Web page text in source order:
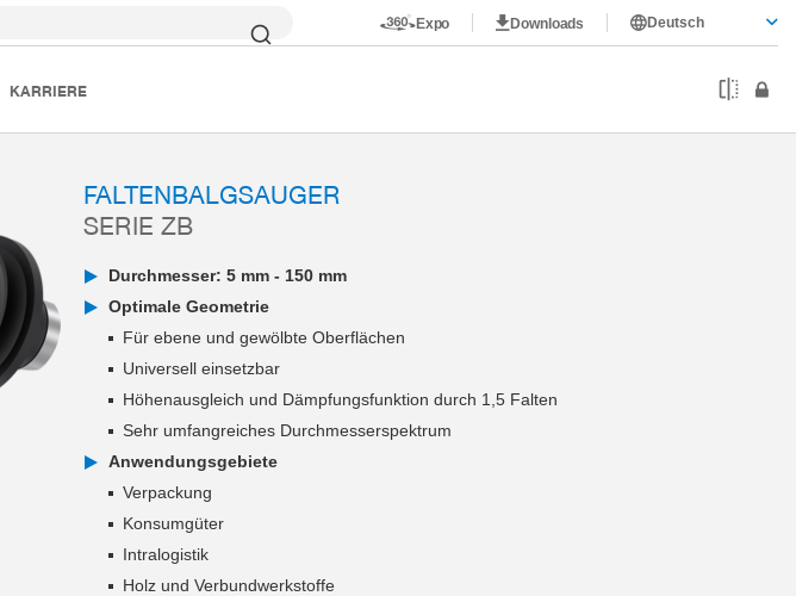
Expo Downloads Deutsch
KARRIERE
ZB75B-S-18F-M
FALTENBALGSAUGER
SERIE ZB
Durchmesser: 5 mm - 150 mm
Optimale Geometrie
Für ebene und gewölbte Oberflächen
Universell einsetzbar
Höhenausgleich und Dämpfungsfunktion durch 1,5 Falten
Sehr umfangreiches Durchmesserspektrum
Anwendungsgebiete
Verpackung
Konsumgüter
Intralogistik
Holz und Verbundwerkstoffe